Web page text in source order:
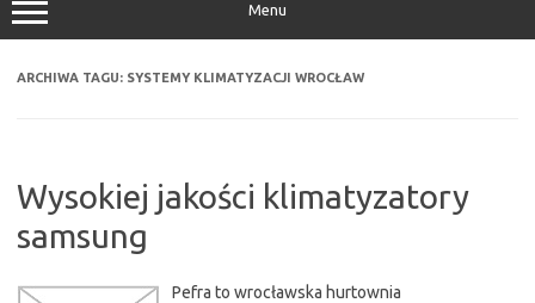
Menu
ARCHIWA TAGU: SYSTEMY KLIMATYZACJI WROCŁAW
Wysokiej jakości klimatyzatory
samsung
Pefra to wrocławska hurtownia